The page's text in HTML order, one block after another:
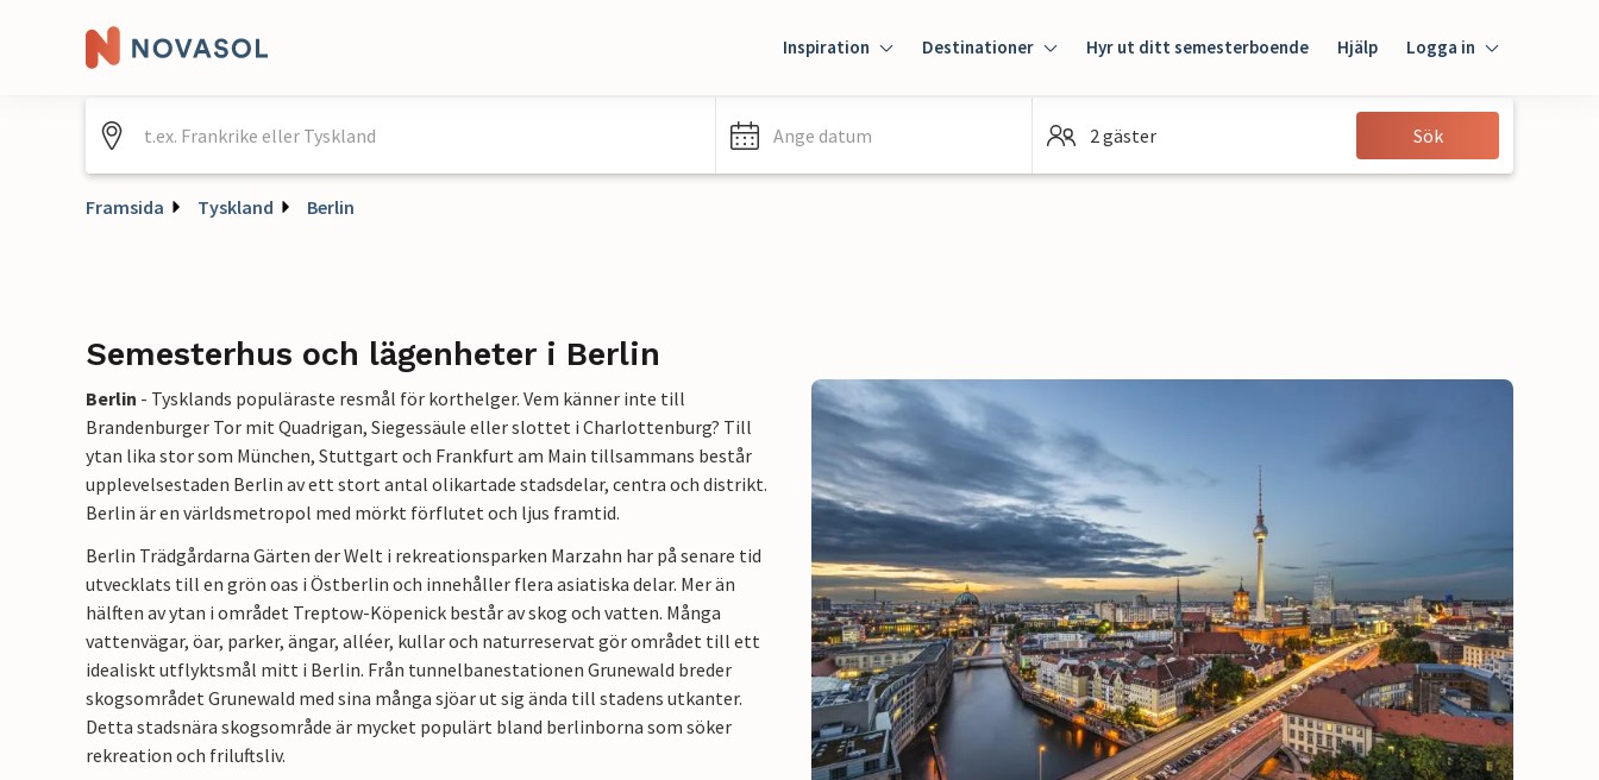
Inspiration Destinationer Hyr ut ditt semesterboende Hjälp Logga in
Gäst
Ange datum 2 gäster Sök
Framsida Tyskland Berlin
Semesterhus och lägenheter i Berlin
Berlin - Tysklands populäraste resmål för korthelger. Vem känner inte till
Brandenburger Tor mit Quadrigan, Siegessäule eller slottet i Charlottenburg? Till
ytan lika stor som München, Stuttgart och Frankfurt am Main tillsammans består
upplevelsestaden Berlin av ett stort antal olikartade stadsdelar, centra och distrikt.
Berlin är en världsmetropol med mörkt förflutet och ljus framtid.
Berlin Trädgårdarna Gärten der Welt i rekreationsparken Marzahn har på senare tid
utvecklats till en grön oas i Östberlin och innehåller flera asiatiska delar. Mer än
hälften av ytan i området Treptow-Köpenick består av skog och vatten. Många
vattenvägar, öar, parker, ängar, alléer, kullar och naturreservat gör området till ett
idealiskt utflyktsmål mitt i Berlin. Från tunnelbanestationen Grunewald breder
skogsområdet Grunewald med sina många sjöar ut sig ända till stadens utkanter.
Detta stadsnära skogsområde är mycket populärt bland berlinborna som söker
rekreation och friluftsliv.